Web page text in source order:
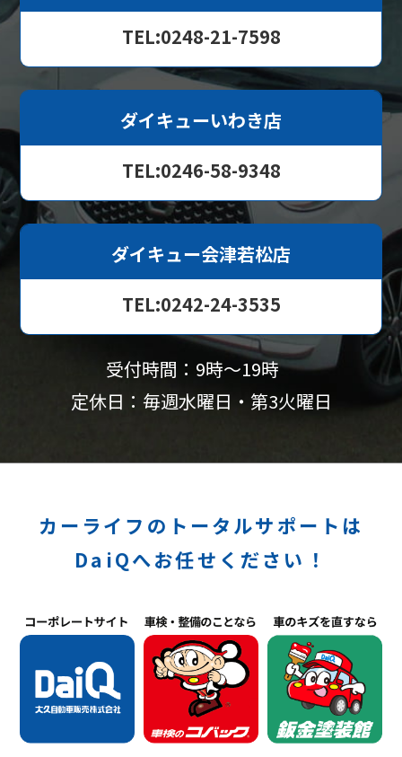
TEL:0248-21-7598
ダイキューいわき店
TEL:0246-58-9348
ダイキュー会津若松店
TEL:0242-24-3535
受付時間：9時〜19時
定休日：毎週水曜日・第3火曜日
カーライフのトータルサポートは
DaiQへお任せください！